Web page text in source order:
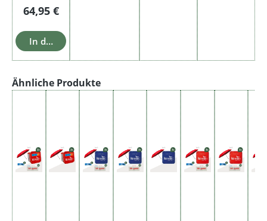
Regulärer Preis:
64,95 €
In den Warenkorb
Produktgalerie überspringen
Ähnliche Produkte